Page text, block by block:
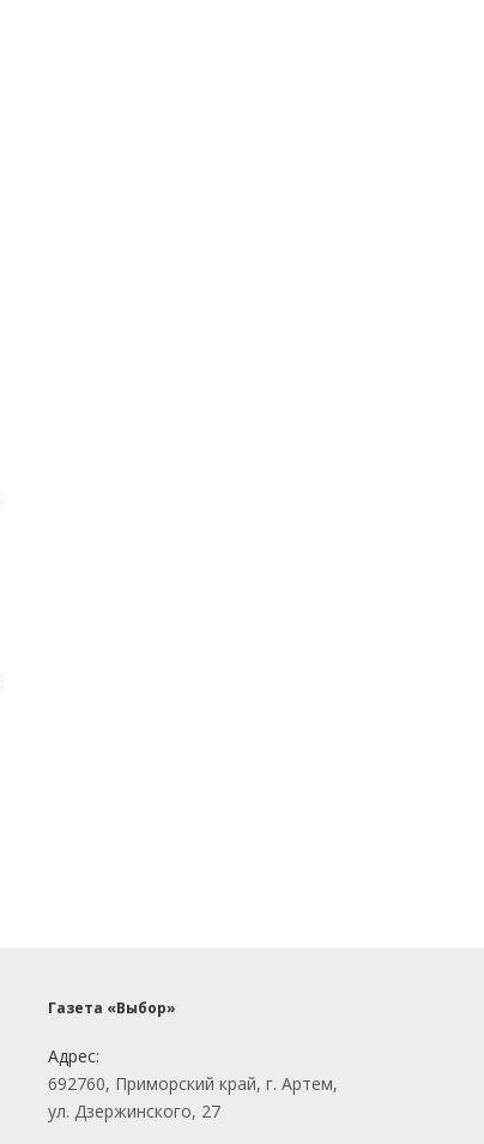
Газета «Выбор»
Адрес:
692760, Приморский край, г. Артем,
ул. Дзержинского, 27